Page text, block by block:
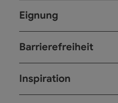
Eignung
Barrierefreiheit
Inspiration